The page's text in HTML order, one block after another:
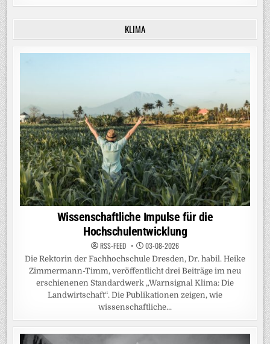
KLIMA
Wissenschaftliche Impulse für die
Hochschulentwicklung
RSS-FEED 03-08-2026
Die Rektorin der Fachhochschule Dresden, Dr. habil. Heike
Zimmermann-Timm, veröffentlicht drei Beiträge im neu
erschienenen Standardwerk „Warnsignal Klima: Die
Landwirtschaft“. Die Publikationen zeigen, wie
wissenschaftliche...